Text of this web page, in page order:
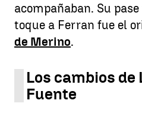
acompañaban. Su
toque a Ferran fue el
de Merino.
Los cambios de
Fuente